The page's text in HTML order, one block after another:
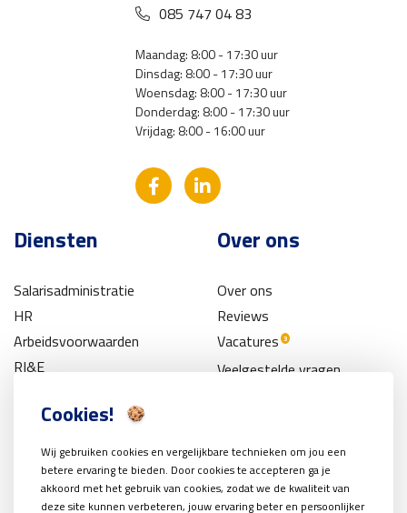
085 747 04 83
Maandag: 8:00 - 17:30 uur
Dinsdag: 8:00 - 17:30 uur
Woensdag: 8:00 - 17:30 uur
Donderdag: 8:00 - 17:30 uur
Vrijdag: 8:00 - 16:00 uur
Diensten
Salarisadministratie
HR
Arbeidsvoorwaarden
RI&E
Subsidies
Over ons
Over ons
Reviews
Vacatures 3
Veelgestelde vragen
Cookies!
Wij gebruiken cookies en vergelijkbare technieken om jou een
betere ervaring te bieden. Door cookies te accepteren ga je
akkoord met het gebruik van cookies, zodat we de kwaliteit van
deze site kunnen verbeteren, jouw ervaring beter en persoonlijker